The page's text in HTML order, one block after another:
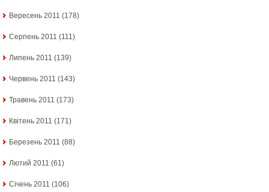
Вересень 2011 (178)
Серпень 2011 (111)
Липень 2011 (139)
Червень 2011 (143)
Травень 2011 (173)
Квітень 2011 (171)
Березень 2011 (88)
Лютий 2011 (61)
Січень 2011 (106)